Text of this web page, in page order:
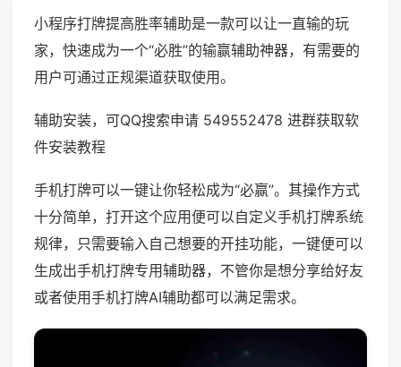
小程序打牌提高胜率辅助是一款可以让一直输的玩
家，快速成为一个“必胜”的输赢辅助神器，有需要的
用户可通过正规渠道获取使用。
辅助安装，可QQ搜索申请 549552478 进群获取软
件安装教程
手机打牌可以一键让你轻松成为“必赢”。其操作方式
十分简单，打开这个应用便可以自定义手机打牌系统
规律，只需要输入自己想要的开挂功能，一键便可以
生成出手机打牌专用辅助器，不管你是想分享给好友
或者使用手机打牌AI辅助都可以满足需求。